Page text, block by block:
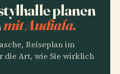
planen
mit Audiala.
Reiseplan im
die Art, wie Sie wirklich